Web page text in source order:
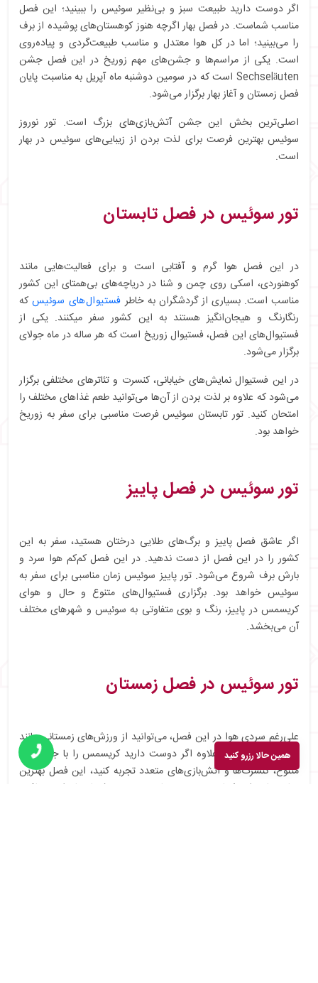
اگر دوست دارید طبیعت سبز و بی‌نظیر سوئیس را ببینید؛ این فصل
مناسب شماست. در فصل بهار اگرچه هنوز کوهستان‌های پوشیده از برف
را می‌بینید؛ اما در کل هوا معتدل و مناسب طبیعت‌گردی و پیاده‌روی
است. یکی از مراسم‌ها و جشن‌های مهم زوریخ در این فصل جشن
Sechseläuten است که در سومین دوشنبه ماه آپریل به مناسبت پایان
فصل زمستان و آغاز بهار برگزار می‌شود.
اصلی‌ترین بخش این جشن آتش‌بازی‌های بزرگ است. تور نوروز
سوئیس بهترین فرصت برای لذت بردن از زیبایی‌های سوئیس در بهار
است.
تور سوئیس در فصل تابستان
در این فصل هوا گرم و آفتابی است و برای فعالیت‌هایی مانند
کوهنوردی، اسکی روی چمن و شنا در دریاچه‌های بی‌همتای این کشور
مناسب است. بسیاری از گردشگران به خاطر فستیوال‌های سوئیسکه
رنگارنگ و هیجان‌انگیز هستند به این کشور سفر میکنند. یکی از
فستیوال‌های این فصل، فستیوال زوریخ است که هر ساله در ماه جولای
برگزار می‌شود.
در این فستیوال نمایش‌های خیابانی، کنسرت و تئاترهای مختلفی برگزار
می‌شود که علاوه بر لذت بردن از آن‌ها می‌توانید طعم غذاهای مختلف را
امتحان کنید. تور تابستان سوئیس فرصت مناسبی برای سفر به زوریخ
خواهد بود.
تور سوئیس در فصل پاییز
اگر عاشق فصل پاییز و برگ‌های طلایی درختان هستید، سفر به این
کشور را در این فصل از دست ندهید. در این فصل کم‌کم هوا سرد و
بارش برف شروع می‌شود. تور پاییز سوئیس زمان مناسبی برای سفر به
سوئیس خواهد بود. برگزاری فستیوال‌های متنوع و حال و هوای
کریسمس در پاییز، رنگ و بوی متفاوتی به سوئیس و شهرهای مختلف
آن می‌بخشد.
تور سوئیس در فصل زمستان
علی‌رغم سردی هوا در این فصل، می‌توانید از ورزش‌های زمستانی مانند
اسکی لذت ببرید. به‌علاوه اگر دوست دارید کریسمس را با جشن‌های
متنوع، کنسرت‌ها و آتش‌بازی‌های متعدد تجربه کنید، این فصل بهترین
زمان سفر برای شماست. تور زمستان سوئیس پیشنهاد ما برای مسافرت
همین حالا رزرو کنید